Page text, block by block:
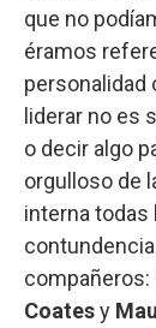
que no
éramos
personalidad
liderar no es
o decir algo
orgulloso de
interna todas
compañeros:
Coatesy